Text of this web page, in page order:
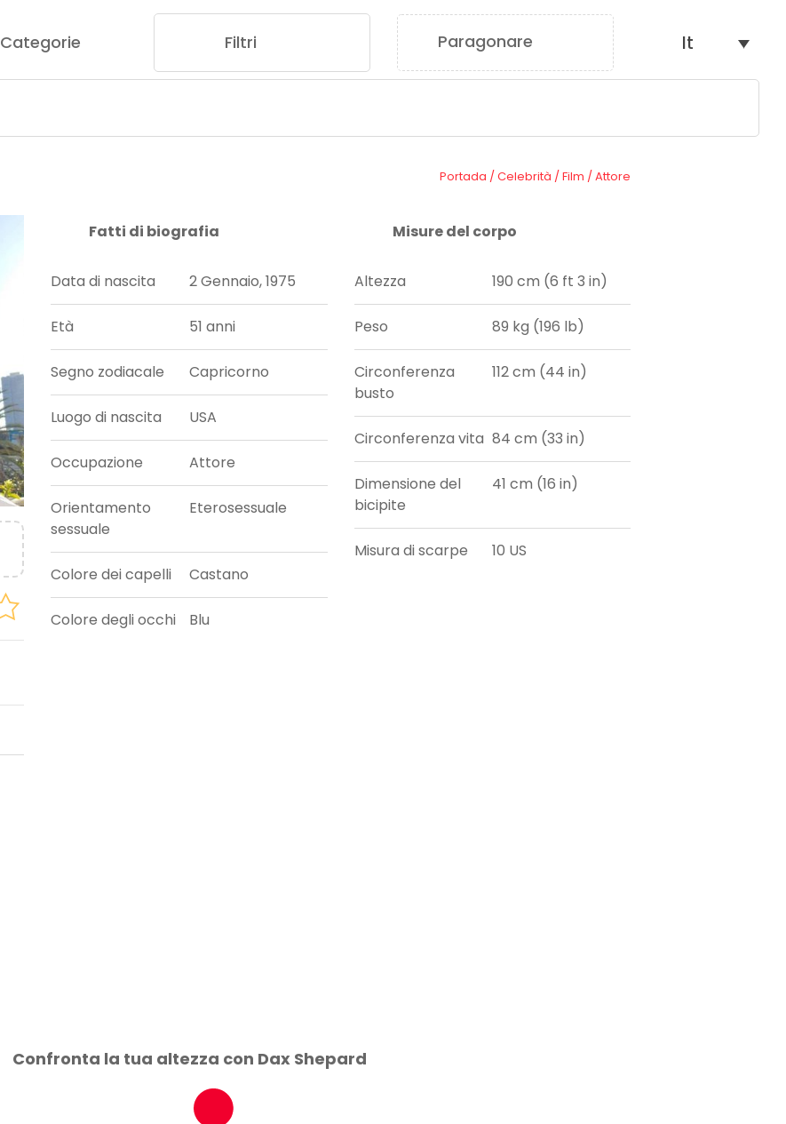
Categorie Filtri Paragonare It
Portada /Celebrità /Film /Attore
Fatti di biografia
Data di nascita 2 Gennaio, 1975
Età 51 anni
Segno zodiacale Capricorno
Luogo di nascita USA
Occupazione Attore
Orientamento
sessuale
Eterosessuale
Colore dei capelli Castano
Colore degli occhi Blu
Misure del corpo
Altezza 190 cm (6 ft 3 in)
Peso 89 kg (196 lb)
Circonferenza
busto
112 cm (44 in)
Circonferenza vita 84 cm (33 in)
Dimensione del
bicipite
41 cm (16 in)
Misura di scarpe 10 US
Confronta la tua altezza con Dax Shepard